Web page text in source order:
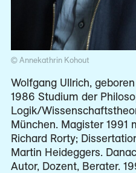
© Annekathrin Kohout
Wolfgang Ullrich,
1986 Studium der
Logik/
München. Magister 1991
Richard Rorty;
Martin Heideggers.
Autor, Dozent, Berater.